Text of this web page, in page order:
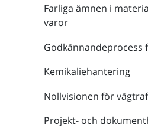
Farliga ämnen i
varor
Godkännandeprocess
Kemikaliehantering
Nollvisionen för
Projekt- och